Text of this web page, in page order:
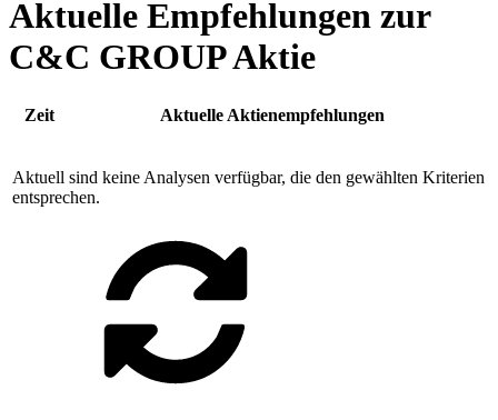
Aktuelle Empfehlungen zur
C&C GROUP Aktie
Zeit Aktuelle Aktienempfehlungen
Aktuell sind keine Analysen verfügbar, die den gewählten Kriterien
entsprechen.